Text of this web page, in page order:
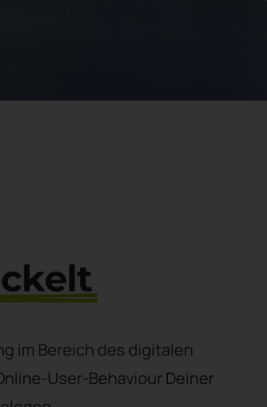
im Bereich des digitalen
User-Behaviour Deiner